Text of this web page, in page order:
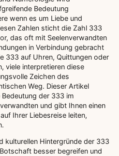
Bedeutung
wenn es um Liebe und
Zahlen sticht die Zahl 333
das oft mit Seelenverwandten
in Verbindung gebracht
333 auf Uhren, Quittungen oder
viele interpretieren diese
Zeichen des
Weg. Dieser Artikel
der 333 im
und gibt Ihnen einen
Ihrer Liebesreise leiten,
kulturellen Hintergründe der 333
besser begreifen und